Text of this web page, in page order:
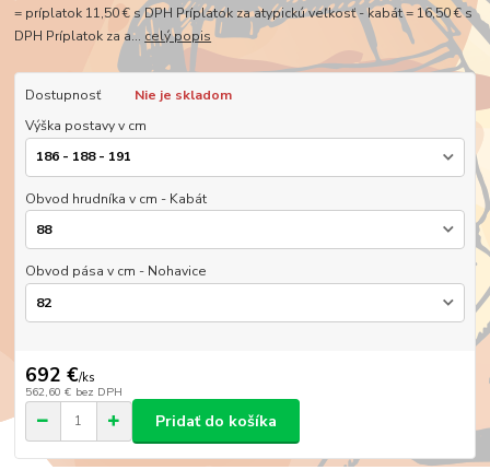
= príplatok 11,50 € s DPH Príplatok za atypickú veľkosť - kabát = 16,50 € s
DPH Príplatok za a... celý popis
Dostupnosť
Nie je skladom
Výška postavy v cm
Obvod hrudníka v cm - Kabát
Obvod pása v cm - Nohavice
692 €/ks
562,60 € bez DPH
Pridať do košíka